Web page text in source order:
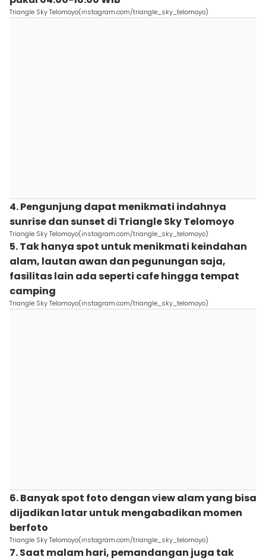
Triangle Sky Telomoyo(instagram.com/triangle_sky_telomoyo)
4. Pengunjung dapat menikmati indahnya
sunrise dan sunset di Triangle Sky Telomoyo
Triangle Sky Telomoyo(instagram.com/triangle_sky_telomoyo)
5. Tak hanya spot untuk menikmati keindahan
alam, lautan awan dan pegunungan saja,
fasilitas lain ada seperti cafe hingga tempat
camping
Triangle Sky Telomoyo(instagram.com/triangle_sky_telomoyo)
6. Banyak spot foto dengan view alam yang bisa
dijadikan latar untuk mengabadikan momen
berfoto
Triangle Sky Telomoyo(instagram.com/triangle_sky_telomoyo)
7. Saat malam hari, pemandangan juga tak